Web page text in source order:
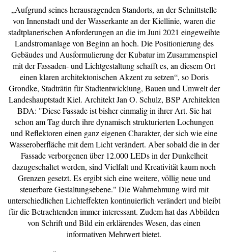
„Aufgrund seines herausragenden Standorts, an der Schnittstelle
von Innenstadt und der Wasserkante an der Kiellinie, waren die
stadtplanerischen Anforderungen an die im Juni 2021 eingeweihte
Landstromanlage von Beginn an hoch. Die Positionierung des
Gebäudes und Ausformulierung der Kubatur im Zusammenspiel
mit der Fassaden- und Lichtgestaltung schafft es, an diesem Ort
einen klaren architektonischen Akzent zu setzen“, so Doris
Grondke, Stadträtin für Stadtentwicklung, Bauen und Umwelt der
Landeshauptstadt Kiel. Architekt Jan O. Schulz, BSP Architekten
BDA: "Diese Fassade ist bisher einmalig in ihrer Art. Sie hat
schon am Tag durch ihre dynamisch strukturierten Lochungen
und Reflektoren einen ganz eigenen Charakter, der sich wie eine
Wasseroberfläche mit dem Licht verändert. Aber sobald die in der
Fassade verborgenen über 12.000 LEDs in der Dunkelheit
dazugeschaltet werden, sind Vielfalt und Kreativität kaum noch
Grenzen gesetzt. Es ergibt sich eine weitere, völlig neue und
steuerbare Gestaltungsebene." Die Wahrnehmung wird mit
unterschiedlichen Lichteffekten kontinuierlich verändert und bleibt
für die Betrachtenden immer interessant. Zudem hat das Abbilden
von Schrift und Bild ein erklärendes Wesen, das einen
informativen Mehrwert bietet.